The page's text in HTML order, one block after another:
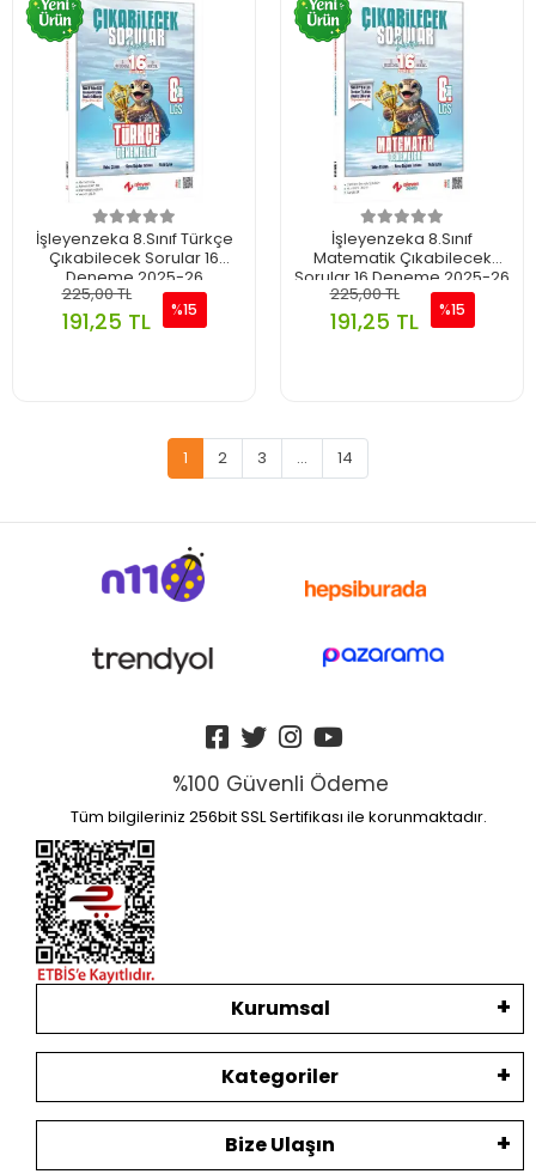
İşleyenzeka 8.Sınıf Türkçe
Çıkabilecek Sorular 16
Deneme 2025-26
225,00 TL
191,25 TL %15
İşleyenzeka 8.Sınıf
Matematik Çıkabilecek
Sorular 16 Deneme 2025-26
225,00 TL
191,25 TL %15
1 2 3 ... 14
%100 Güvenli Ödeme
Tüm bilgileriniz 256bit SSL Sertifikası ile korunmaktadır.
Kurumsal
Kategoriler
Bize Ulaşın